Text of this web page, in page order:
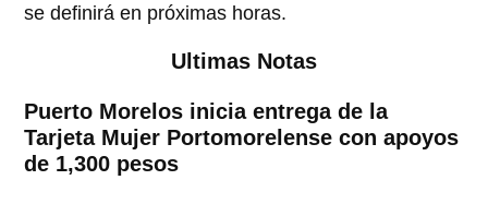
se definirá en próximas horas.
Ultimas Notas
Puerto Morelos inicia entrega de la
Tarjeta Mujer Portomorelense con apoyos
de 1,300 pesos